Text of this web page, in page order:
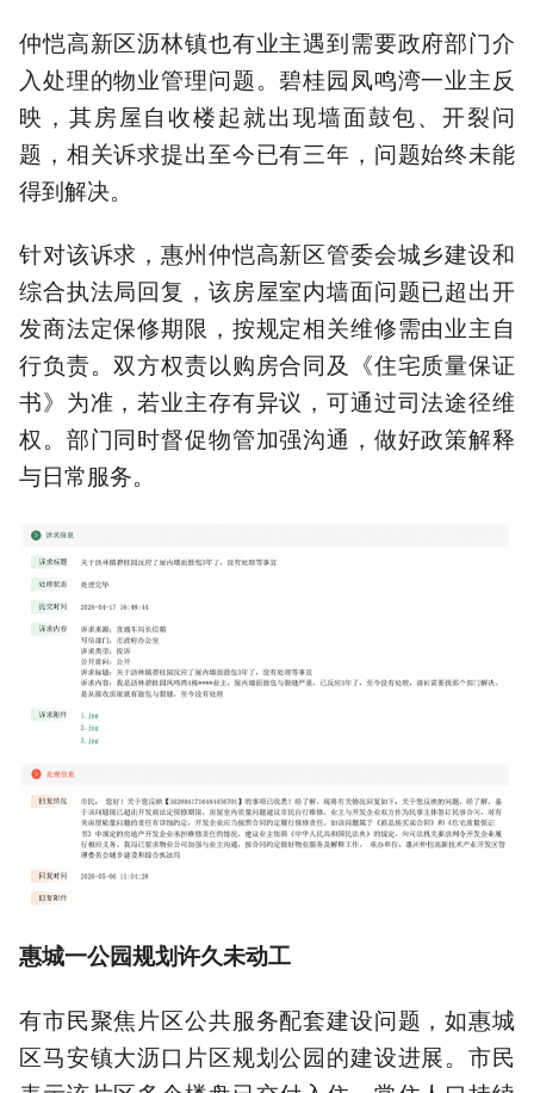
仲恺高新区沥林镇也有业主遇到需要政府部门介
入处理的物业管理问题。碧桂园凤鸣湾一业主反
映，其房屋自收楼起就出现墙面鼓包、开裂问
题，相关诉求提出至今已有三年，问题始终未能
得到解决。
针对该诉求，惠州仲恺高新区管委会城乡建设和
综合执法局回复，该房屋室内墙面问题已超出开
发商法定保修期限，按规定相关维修需由业主自
行负责。双方权责以购房合同及《住宅质量保证
书》为准，若业主存有异议，可通过司法途径维
权。部门同时督促物管加强沟通，做好政策解释
与日常服务。
惠城一公园规划许久未动工
有市民聚焦片区公共服务配套建设问题，如惠城
区马安镇大沥口片区规划公园的建设进展。市民